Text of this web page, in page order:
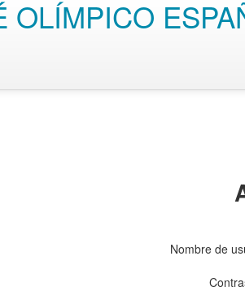
OLÍMPICO
Nombre de